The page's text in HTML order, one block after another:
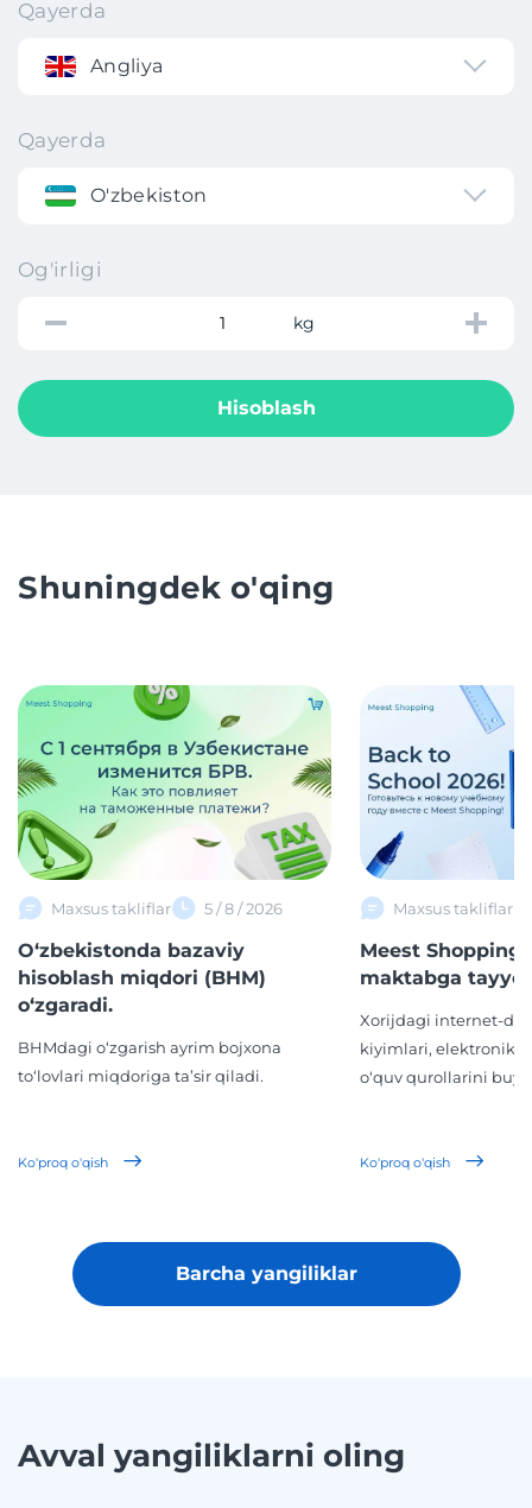
Qayerda
Angliya
Qayerda
O'zbekiston
Og'irligi
kg
Hisoblash
Shuningdek o'qing
Maxsus takliflar 5 / 8 / 2026
O‘zbekistonda bazaviy
hisoblash miqdori (BHM)
o‘zgaradi.
BHMdagi o‘zgarish ayrim bojxona
to‘lovlari miqdoriga ta’sir qiladi.
Ko'proq o'qish
Maxsus takliflar
Meest Shopping
maktabga
Xorijdagi internet-
kiyimlari, elektronika,
o‘quv qurollarini
Ko'proq o'qish
Barcha yangiliklar
Avval yangiliklarni oling